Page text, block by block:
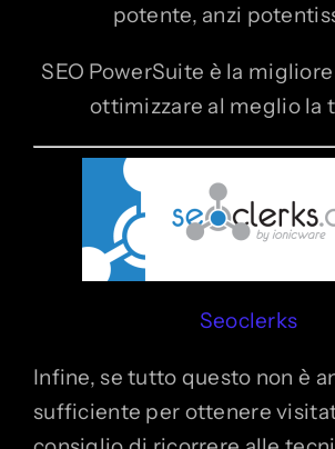
potente, anzi
SEO PowerSuite è la
ottimizzare al meglio la
Seoclerks
Infine, se tutto questo non è
sufficiente per ottenere